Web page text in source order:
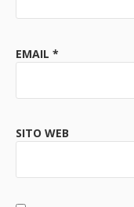
EMAIL *
SITO WEB